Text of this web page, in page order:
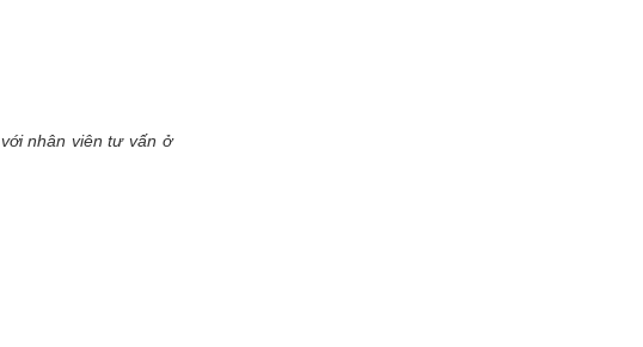
với nhân viên tư vấn ở